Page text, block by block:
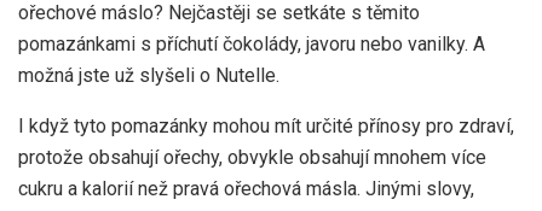
ořechové máslo? Nejčastěji se setkáte s těmito
pomazánkami s příchutí čokolády, javoru nebo vanilky. A
možná jste už slyšeli o Nutelle.
I když tyto pomazánky mohou mít určité přínosy pro zdraví,
protože obsahují ořechy, obvykle obsahují mnohem více
cukru a kalorií než pravá ořechová másla. Jinými slovy,